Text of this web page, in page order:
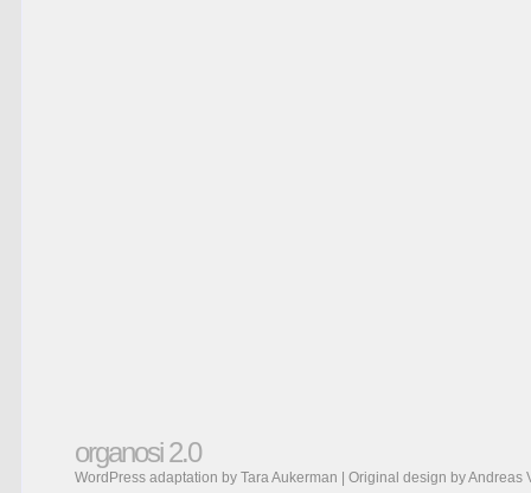
organosi 2.0
WordPress adaptation by Tara Aukerman | Original design byAndreas